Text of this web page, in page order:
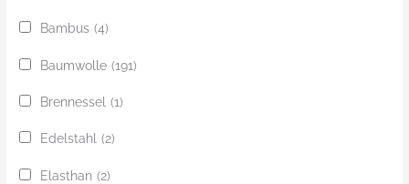
Bambus (4)
Baumwolle (191)
Brennessel (1)
Edelstahl (2)
Elasthan (2)